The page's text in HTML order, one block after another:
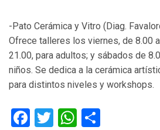
-Pato Cerámica y Vitro (Diag.
Ofrece talleres los viernes, de 8.00
21.00, para adultos; y sábados de
niños. Se dedica a la cerámica
para distintos niveles y workshops.
Facebook
TwitterWhatsApp